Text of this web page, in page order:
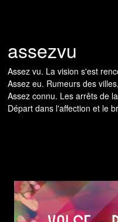
assezvu
Assez vu. La vision s'est
Assez eu. Rumeurs des
Assez connu. Les arrêts de
Départ dans l'affection et le